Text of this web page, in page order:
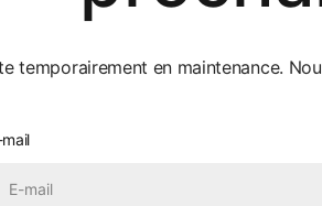
temporairement en maintenance.